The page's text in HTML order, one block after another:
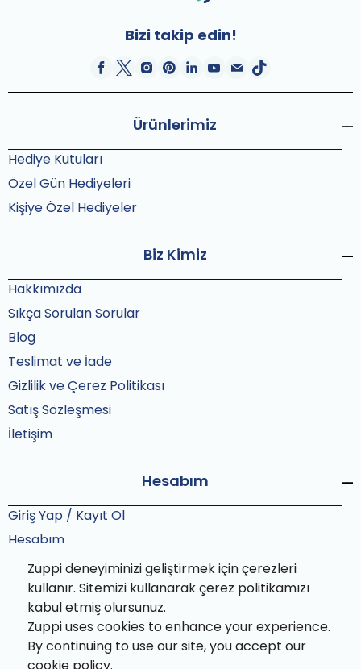
Zuppi deneyiminizi geliştirmek için çerezleri
kullanır. Sitemizi kullanarak çerez politikamızı
kabul etmiş olursunuz.
Zuppi uses cookies to enhance your experience.
By continuing to use our site, you accept our
Bizi takip edin!
Ürünlerimiz
Hediye Kutuları
Özel Gün Hediyeleri
Kişiye Özel Hediyeler
Biz Kimiz
Hakkımızda
Sıkça Sorulan Sorular
Blog
Teslimat ve İade
Gizlilik ve Çerez Politikası
Satış Sözleşmesi
İletişim
Hesabım
Giriş Yap / Kayıt Ol
Hesabım
Siparişlerim
Sipariş Takip